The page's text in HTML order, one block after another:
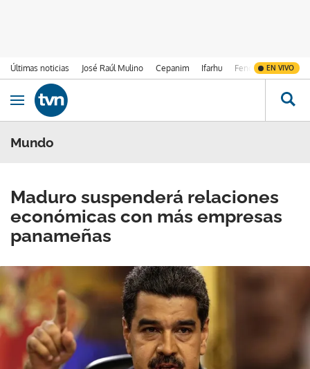
Últimas noticias José Raúl Mulino Cepanim Ifarhu Fenómeno de El
EN VIVO
Ir al contenido
Obrir navegació
Mundo
Maduro suspenderá relaciones
económicas con más empresas
panameñas